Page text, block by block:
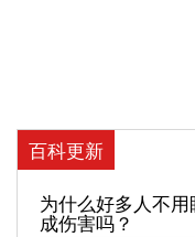
百科更新
为什么好多人不
成伤害吗？